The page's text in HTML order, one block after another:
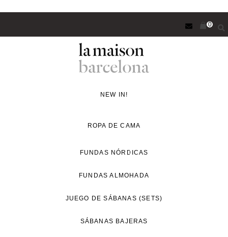
0
NEW IN!
ROPA DE CAMA
FUNDAS NÓRDICAS
FUNDAS ALMOHADA
JUEGO DE SÁBANAS (SETS)
SÁBANAS BAJERAS